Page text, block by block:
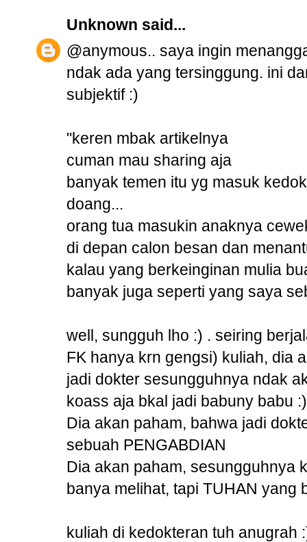
Unknown said...
@anymous.. saya ingin
ndak ada yang tersinggung. ini
subjektif :)
"keren mbak artikelnya
cuman mau sharing aja
banyak temen itu yg masuk
doang...
orang tua masukin anaknya
di depan calon besan dan
kalau yang berkeinginan mulia
banyak juga seperti yang saya
well, sungguh lho :) . seiring
FK hanya krn gengsi) kuliah, dia
jadi dokter sesungguhnya ndak
koass aja bkal jadi babuny babu :)
Dia akan paham, bahwa jadi
sebuah PENGABDIAN
Dia akan paham, sesungguhnya
banya melihat, tapi TUHAN yang
kuliah di kedokteran tuh anugrah